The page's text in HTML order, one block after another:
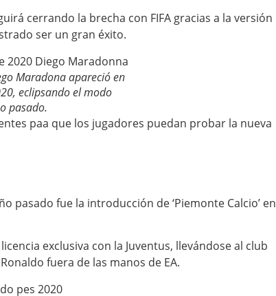
cerrando la brecha con FIFA gracias a la versión
ser un gran éxito.
Maradona apareció en
eclipsando el modo
pasado.
paa que los jugadores puedan probar la nueva
pasado fue la introducción de ‘Piemonte Calcio’ en
exclusiva con la Juventus, llevándose al club
fuera de las manos de EA.